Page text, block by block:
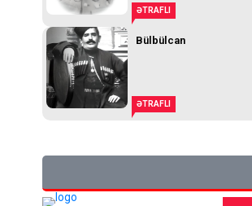
ƏTRAFLI
Bülbülcan
ƏTRAFLI